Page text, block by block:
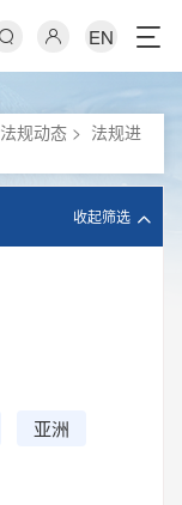
EN
法规动态 > 法规进
收起筛选
亚洲